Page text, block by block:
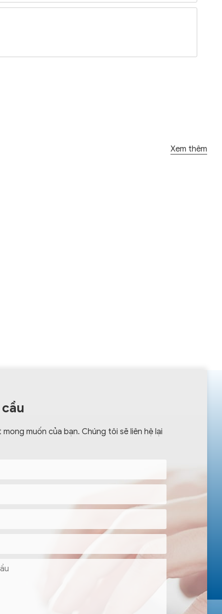
Xem thêm
muốn của bạn. Chúng tôi sẽ liên hệ lại